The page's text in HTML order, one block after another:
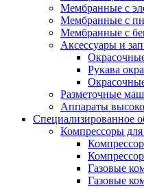
Мембранные с
Мембранные с
Мембранные с
Аксессуары и
Рукава
Разметочные
Аппараты
Специализированное
Компрессоры
Газовые
Газовые